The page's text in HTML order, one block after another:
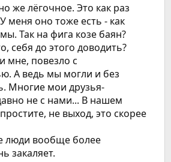
же лёгочное. Это как раз
меня оно тоже есть - как
Так на фига козе баян?
себя до этого доводить?
мне, повезло с
А ведь мы могли и без
Многие мои друзья-
не с нами... В нашем
не выход, это скорее
люди вообще более
закаляет.